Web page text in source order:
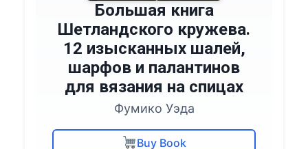
Большая книга
Шетландского кружева.
12 изысканных шалей,
шарфов и палантинов
для вязания на спицах
Фумико Уэда
Buy Book